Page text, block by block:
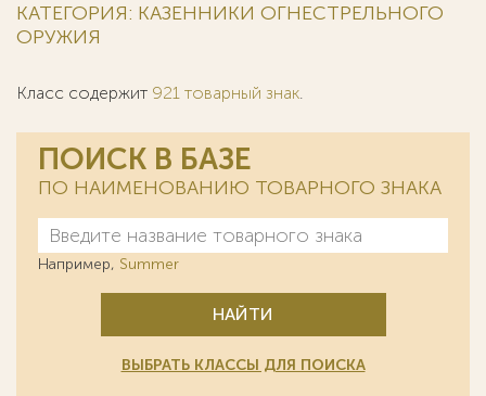
КАТЕГОРИЯ: КАЗЕННИКИ ОГНЕСТРЕЛЬНОГО
ОРУЖИЯ
Класс содержит 921 товарный знак.
ПОИСК В БАЗЕ
ПО НАИМЕНОВАНИЮ ТОВАРНОГО ЗНАКА
Например, Summer
НАЙТИ
ВЫБРАТЬ КЛАССЫ ДЛЯ ПОИСКА